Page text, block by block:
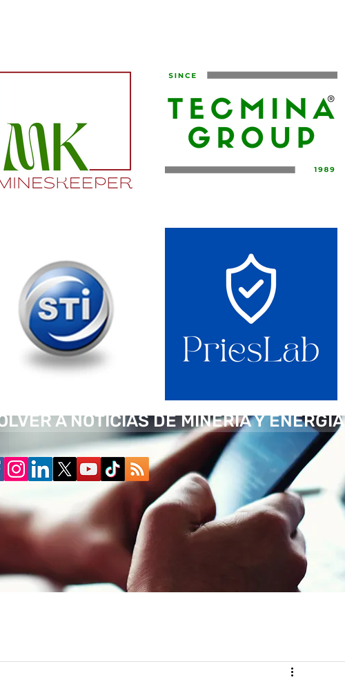
A NOTICIAS DE MINERÍA Y ENERGÍA